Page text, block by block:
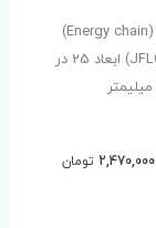
انرژی چین (Energy chain)
برند جفلو (JFLO) ابعاد 25 در
2,470,000 تومان